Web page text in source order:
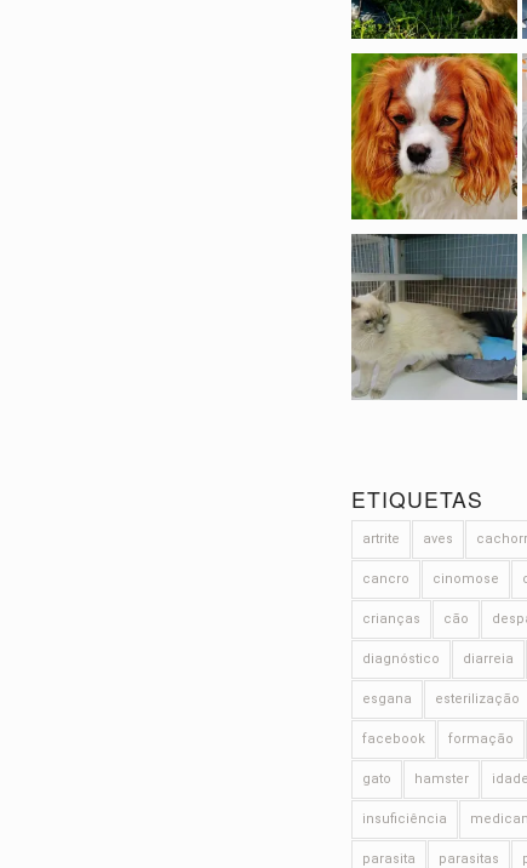
ETIQUETAS
artrite aves
cancro cinomose
crianças cão
diagnóstico diarreia
esgana esterilização
facebook formação
gato hamster idade
insuficiência
parasita parasitas